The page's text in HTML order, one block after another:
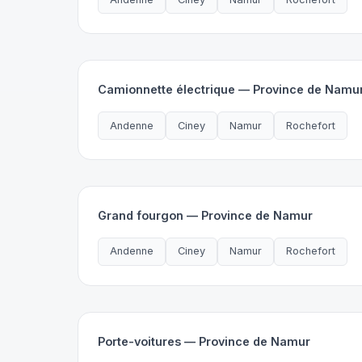
Camionnette électrique — Province de
Andenne Ciney Namur Rochefort
Grand fourgon — Province de Namur
Andenne Ciney Namur Rochefort
Porte-voitures — Province de Namur